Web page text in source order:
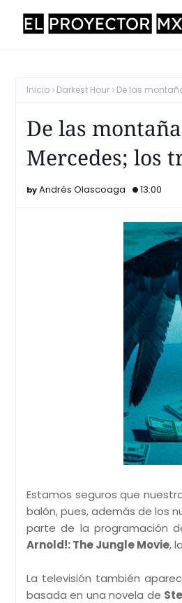
Inicio Darkest Hour De las
De las
Mercedes; los
Andrés Olascoaga 13:00
Estamos seguros que
balón, pues, además de los
parte de la programación
Arnold!: The Jungle Movie,
La televisión también
basada en una novela de